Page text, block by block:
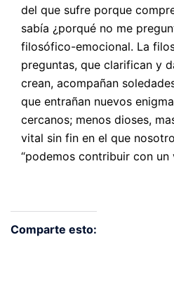
del que sufre porque
sabía ¿porqué no me
filosófico-emocional. La
preguntas, que clarifican y
crean, acompañan
que entrañan nuevos
cercanos; menos dioses,
vital sin fin en el que
“podemos contribuir con un
Comparte esto: